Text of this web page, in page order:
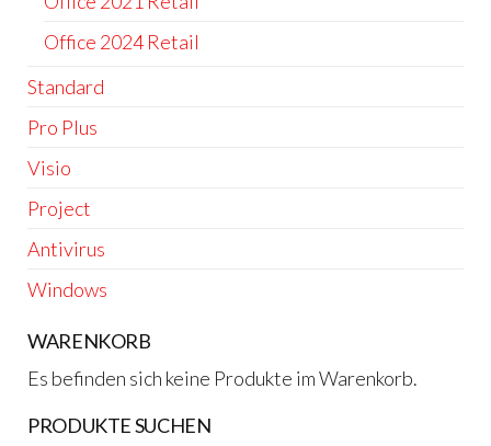
Office 2024 Retail
Standard
Pro Plus
Visio
Project
Antivirus
Windows
WARENKORB
Es befinden sich keine Produkte im Warenkorb.
PRODUKTE SUCHEN